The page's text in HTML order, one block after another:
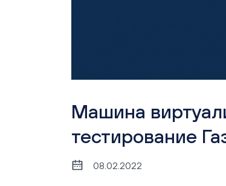
Машина
тестирование
08.02.2022